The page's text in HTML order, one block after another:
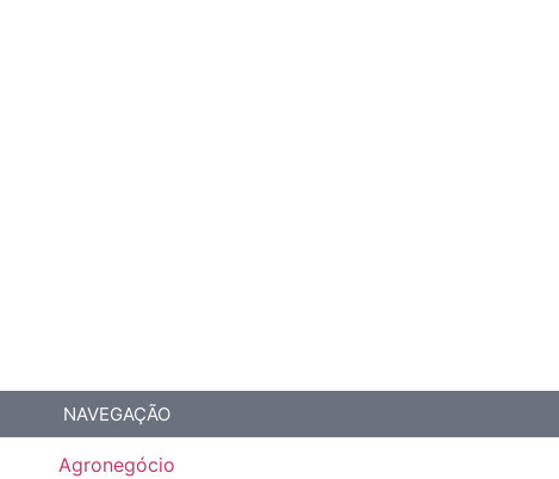
NAVEGAÇÃO
Agronegócio